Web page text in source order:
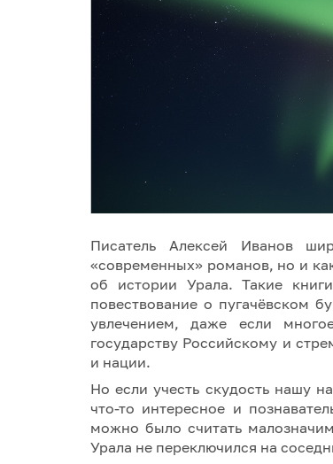
Писатель Алексей Иванов
«современных» романов, но и
об истории Урала. Такие
повествование о пугачёвском
увлечением, даже если
государству Российскому и
и нации.
Но если учесть скудость нашу
что-то интересное и
можно было считать
Урала не переключился на